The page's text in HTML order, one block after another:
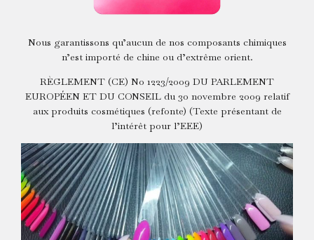
Nous garantissons qu’aucun de nos composants chimiques
n’est importé de chine ou d’extrême orient.
RÈGLEMENT (CE) No 1223/2009 DU PARLEMENT
EUROPÉEN ET DU CONSEIL du 30 novembre 2009 relatif
aux produits cosmétiques (refonte) (Texte présentant de
l’intérêt pour l’EEE)